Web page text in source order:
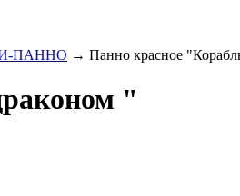
ПАННО → Панно красное
"